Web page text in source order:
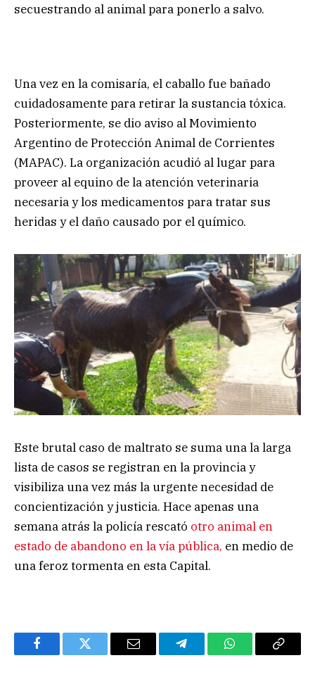
secuestrando al animal para ponerlo a salvo.
Una vez en la comisaría, el caballo fue bañado
cuidadosamente para retirar la sustancia tóxica.
Posteriormente, se dio aviso al Movimiento
Argentino de Protección Animal de Corrientes
(MAPAC). La organización acudió al lugar para
proveer al equino de la atención veterinaria
necesaria y los medicamentos para tratar sus
heridas y el daño causado por el químico.
Este brutal caso de maltrato se suma una la larga
lista de casos se registran en la provincia y
visibiliza una vez más la urgente necesidad de
concientización y justicia. Hace apenas una
semana atrás la policía rescató otro animal en
estado de abandono en la vía pública, en medio de
una feroz tormenta en esta Capital.
FacebookTwitter Email TelegramWhatsAppCopy